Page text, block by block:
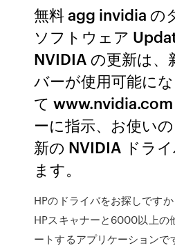
無料 agg invidia の
ソフトウェア
NVIDIA の更新は、
バーが使用可能に
て
ーに指示、お使い
新の NVIDIA ドラ
ます。
HPのドライバをお探しです
HPスキャナーと6000以上の
ートするアプリケーション